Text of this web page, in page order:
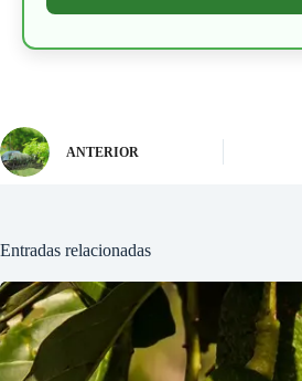
ANTERIOR
Entradas relacionadas